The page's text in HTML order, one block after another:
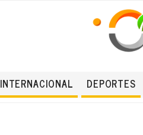
INTERNACIONAL DEPORTES